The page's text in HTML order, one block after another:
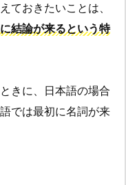
ておきたいことは、
結論が来るという特
きに、日本語の場合
では最初に名詞が来